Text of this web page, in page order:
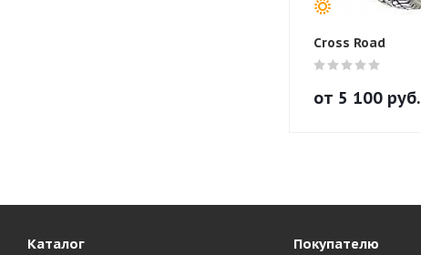
Cross Road
от 5 100 руб.
Каталог Покупателю